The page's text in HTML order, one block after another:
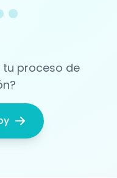
tu proceso de